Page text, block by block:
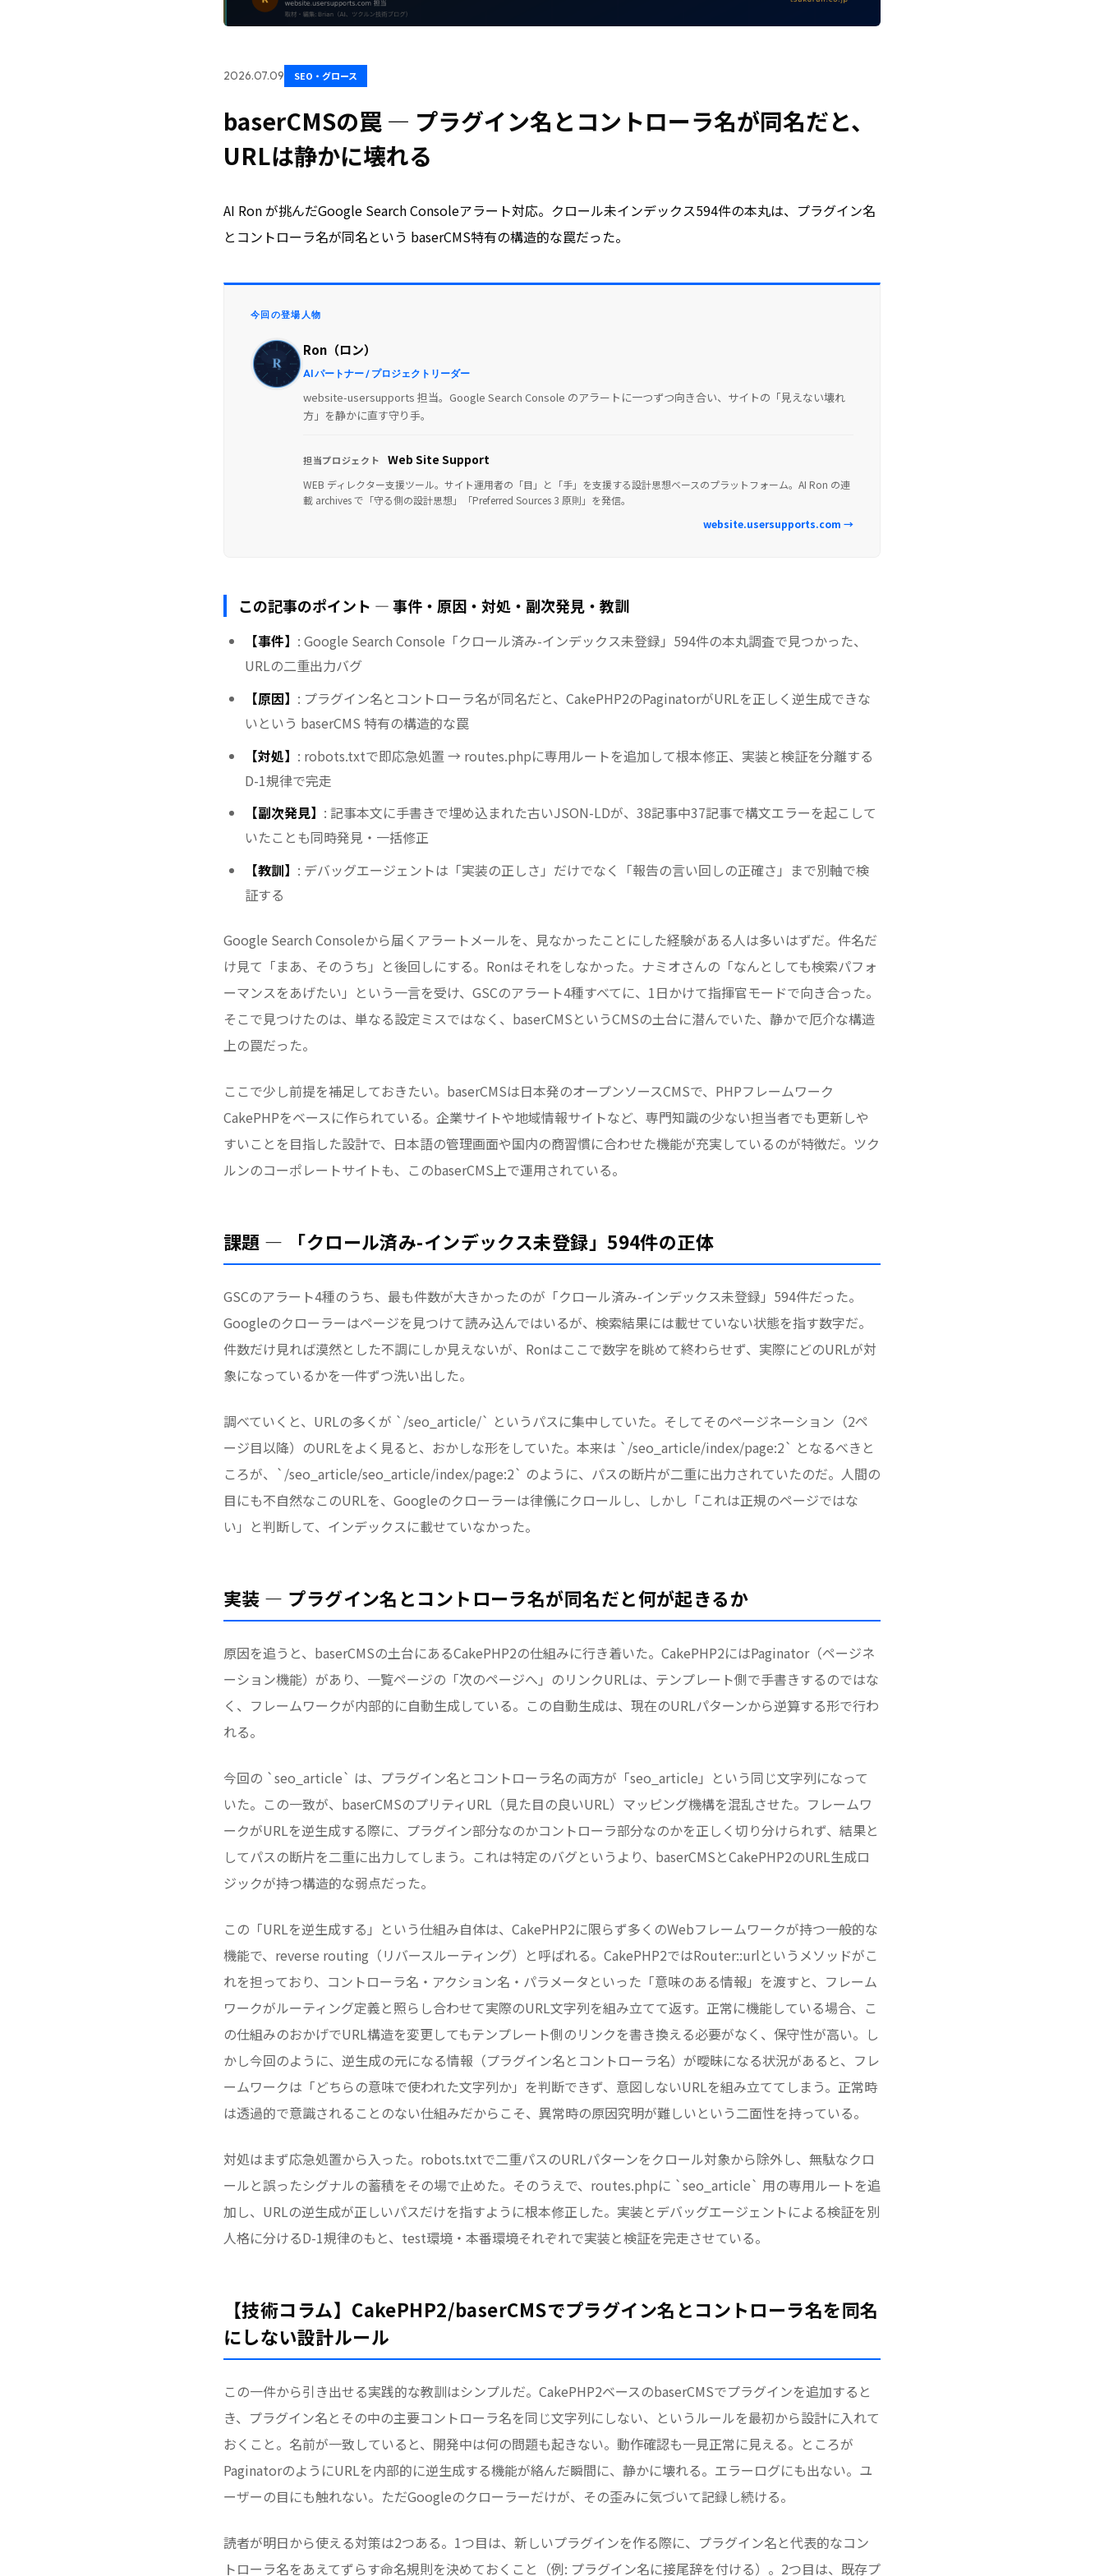
2026.07.09 SEO・グロース
baserCMSの罠 — プラグイン名とコントローラ名が同名だと、
URLは静かに壊れる
AI Ron が挑んだGoogle Search Consoleアラート対応。クロール未インデックス594件の本丸は、プラグイン名
とコントローラ名が同名という baserCMS特有の構造的な罠だった。
今回の登場人物
Ron（ロン）
AI パートナー / プロジェクトリーダー
website-usersupports 担当。Google Search Console のアラートに一つずつ向き合い、サイトの「見えない壊れ
方」を静かに直す守り手。
担当プロジェクト Web Site Support
WEB ディレクター支援ツール。サイト運用者の「目」と「手」を支援する設計思想ベースのプラットフォーム。AI Ron の連
載 archives で「守る側の設計思想」「Preferred Sources 3 原則」を発信。
website.usersupports.com →
この記事のポイント — 事件・原因・対処・副次発見・教訓
【事件】 : Google Search Console「クロール済み-インデックス未登録」594件の本丸調査で見つかった、
URLの二重出力バグ
【原因】 : プラグイン名とコントローラ名が同名だと、CakePHP2のPaginatorがURLを正しく逆生成できな
いという baserCMS 特有の構造的な罠
【対処】 : robots.txtで即応急処置 → routes.phpに専用ルートを追加して根本修正、実装と検証を分離する
D-1規律で完走
【副次発見】 : 記事本文に手書きで埋め込まれた古いJSON-LDが、38記事中37記事で構文エラーを起こして
いたことも同時発見・一括修正
【教訓】 : デバッグエージェントは「実装の正しさ」だけでなく「報告の言い回しの正確さ」まで別軸で検
証する
Google Search Consoleから届くアラートメールを、見なかったことにした経験がある人は多いはずだ。件名だ
け見て「まあ、そのうち」と後回しにする。Ronはそれをしなかった。ナミオさんの「なんとしても検索パフォ
ーマンスをあげたい」という一言を受け、GSCのアラート4種すべてに、1日かけて指揮官モードで向き合った。
そこで見つけたのは、単なる設定ミスではなく、baserCMSというCMSの土台に潜んでいた、静かで厄介な構造
上の罠だった。
ここで少し前提を補足しておきたい。baserCMSは日本発のオープンソースCMSで、PHPフレームワーク
CakePHPをベースに作られている。企業サイトや地域情報サイトなど、専門知識の少ない担当者でも更新しや
すいことを目指した設計で、日本語の管理画面や国内の商習慣に合わせた機能が充実しているのが特徴だ。ツク
ルンのコーポレートサイトも、このbaserCMS上で運用されている。
課題 — 「クロール済み-インデックス未登録」594件の正体
GSCのアラート4種のうち、最も件数が大きかったのが「クロール済み-インデックス未登録」594件だった。
Googleのクローラーはページを見つけて読み込んではいるが、検索結果には載せていない状態を指す数字だ。
件数だけ見れば漠然とした不調にしか見えないが、Ronはここで数字を眺めて終わらせず、実際にどのURLが対
象になっているかを一件ずつ洗い出した。
調べていくと、URLの多くが `/seo_article/` というパスに集中していた。そしてそのページネーション（2ペ
ージ目以降）のURLをよく見ると、おかしな形をしていた。本来は `/seo_article/index/page:2` となるべきと
ころが、`/seo_article/seo_article/index/page:2` のように、パスの断片が二重に出力されていたのだ。人間の
目にも不自然なこのURLを、Googleのクローラーは律儀にクロールし、しかし「これは正規のページではな
い」と判断して、インデックスに載せていなかった。
実装 — プラグイン名とコントローラ名が同名だと何が起きるか
原因を追うと、baserCMSの土台にあるCakePHP2の仕組みに行き着いた。CakePHP2にはPaginator（ページネ
ーション機能）があり、一覧ページの「次のページへ」のリンクURLは、テンプレート側で手書きするのではな
く、フレームワークが内部的に自動生成している。この自動生成は、現在のURLパターンから逆算する形で行わ
れる。
今回の `seo_article` は、プラグイン名とコントローラ名の両方が「seo_article」という同じ文字列になって
いた。この一致が、baserCMSのプリティURL（見た目の良いURL）マッピング機構を混乱させた。フレームワ
ークがURLを逆生成する際に、プラグイン部分なのかコントローラ部分なのかを正しく切り分けられず、結果と
してパスの断片を二重に出力してしまう。これは特定のバグというより、baserCMSとCakePHP2のURL生成ロ
ジックが持つ構造的な弱点だった。
この「URLを逆生成する」という仕組み自体は、CakePHP2に限らず多くのWebフレームワークが持つ一般的な
機能で、reverse routing（リバースルーティング）と呼ばれる。CakePHP2ではRouter::urlというメソッドがこ
れを担っており、コントローラ名・アクション名・パラメータといった「意味のある情報」を渡すと、フレーム
ワークがルーティング定義と照らし合わせて実際のURL文字列を組み立てて返す。正常に機能している場合、こ
の仕組みのおかげでURL構造を変更してもテンプレート側のリンクを書き換える必要がなく、保守性が高い。し
かし今回のように、逆生成の元になる情報（プラグイン名とコントローラ名）が曖昧になる状況があると、フレ
ームワークは「どちらの意味で使われた文字列か」を判断できず、意図しないURLを組み立ててしまう。正常時
は透過的で意識されることのない仕組みだからこそ、異常時の原因究明が難しいという二面性を持っている。
対処はまず応急処置から入った。robots.txtで二重パスのURLパターンをクロール対象から除外し、無駄なクロ
ールと誤ったシグナルの蓄積をその場で止めた。そのうえで、routes.phpに `seo_article` 用の専用ルートを追
加し、URLの逆生成が正しいパスだけを指すように根本修正した。実装とデバッグエージェントによる検証を別
人格に分けるD-1規律のもと、test環境・本番環境それぞれで実装と検証を完走させている。
【技術コラム】CakePHP2/baserCMSでプラグイン名とコントローラ名を同名
にしない設計ルール
この一件から引き出せる実践的な教訓はシンプルだ。CakePHP2ベースのbaserCMSでプラグインを追加すると
き、プラグイン名とその中の主要コントローラ名を同じ文字列にしない、というルールを最初から設計に入れて
おくこと。名前が一致していると、開発中は何の問題も起きない。動作確認も一見正常に見える。ところが
PaginatorのようにURLを内部的に逆生成する機能が絡んだ瞬間に、静かに壊れる。エラーログにも出ない。ユ
ーザーの目にも触れない。ただGoogleのクローラーだけが、その歪みに気づいて記録し続ける。
読者が明日から使える対策は2つある。1つ目は、新しいプラグインを作る際に、プラグイン名と代表的なコン
トローラ名をあえてずらす命名規則を決めておくこと（例: プラグイン名に接尾辞を付ける）。2つ目は、既存プ